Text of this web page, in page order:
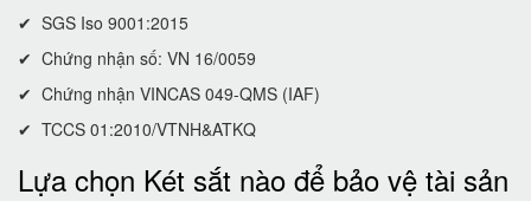
✔ SGS Iso 9001:2015
✔ Chứng nhận số: VN 16/0059
✔ Chứng nhận VINCAS 049-QMS (IAF)
✔ TCCS 01:2010/VTNH&ATKQ
Lựa chọn Két sắt nào để bảo vệ tài sản